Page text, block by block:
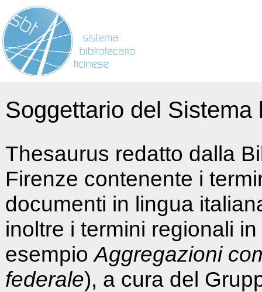
Soggettario del
Thesaurus redatto dalla
Firenze contenente i
documenti in lingua
inoltre i termini regionali
esempioAggregazioni
federale), a cura del